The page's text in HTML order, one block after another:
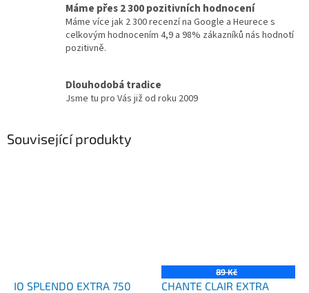
Máme přes 2 300 pozitivních hodnocení
Máme více jak 2 300 recenzí na Google a Heurece s
celkovým hodnocením 4,9 a 98% zákazníků nás hodnotí
pozitivně.
Dlouhodobá tradice
Jsme tu pro Vás již od roku 2009
Související produkty
IO SPLENDO EXTRA 750
89 Kč
CHANTE CLAIR EXTRA